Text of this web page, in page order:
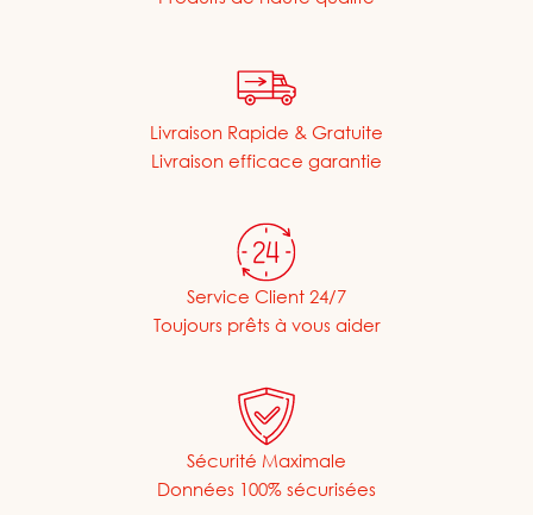
Livraison Rapide & Gratuite
Livraison efficace garantie
Service Client 24/7
Toujours prêts à vous aider
Sécurité Maximale
Données 100% sécurisées